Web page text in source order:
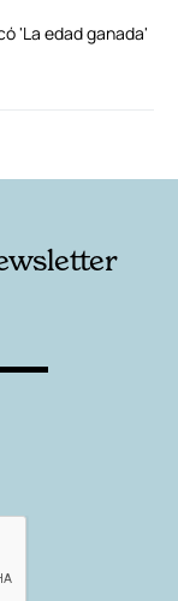
'La edad ganada'